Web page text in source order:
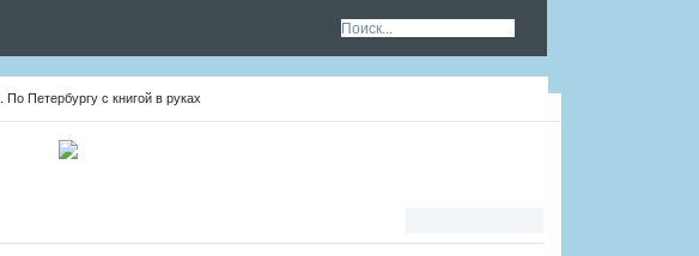
Петербургу с книгой в руках